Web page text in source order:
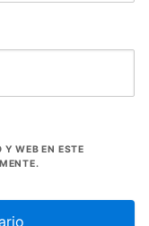
WEB EN ESTE